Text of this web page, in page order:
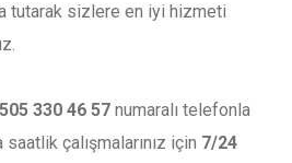
tutarak sizlere en iyi hizmeti
330 46 57 numaralı telefonla
çalışmalarınız için 7/24